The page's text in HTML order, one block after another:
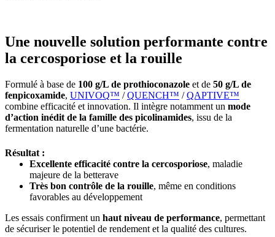
Une nouvelle solution performante contre
la cercosporiose et la rouille
Formulé à base de 100 g/L de prothioconazole et de 50 g/L de
fenpicoxamide, UNIVOQ™ /QUENCH™ /QAPTIVE™
combine efficacité et innovation. Il intègre notamment un mode
d’action inédit de la famille des picolinamides, issu de la
fermentation naturelle d’une bactérie.
Résultat :
Excellente efficacité contre la cercosporiose, maladie
majeure de la betterave
Très bon contrôle de la rouille, même en conditions
favorables au développement
Les essais confirment un haut niveau de performance, permettant
de sécuriser le potentiel de rendement et la qualité des cultures.